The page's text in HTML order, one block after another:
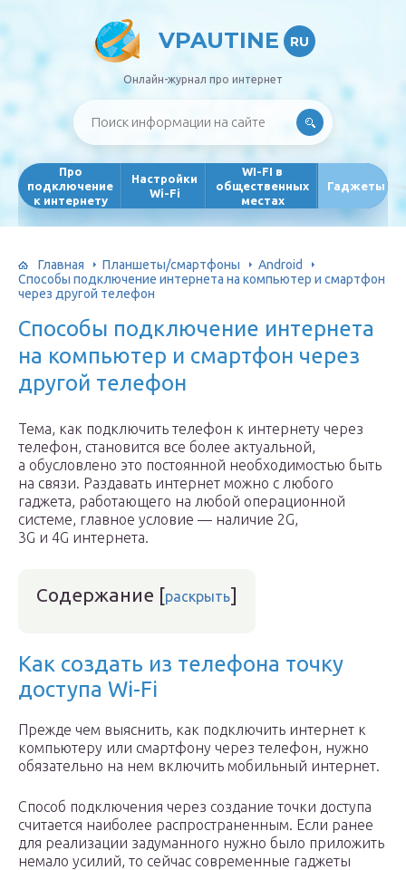
VPAUTINE RU
Онлайн-журнал про интернет
Про
подключение
к интернету
Настройки
Wi-Fi
WI-FI в
общественных
местах
Гаджеты
Главная Планшеты/смартфоны
Android
Способы подключение интернета на компьютер и смартфон
через другой телефон
Способы подключение интернета
на компьютер и смартфон через
другой телефон
Тема, как подключить телефон к интернету через
телефон, становится все более актуальной,
а обусловлено это постоянной необходимостью быть
на связи. Раздавать интернет можно с любого
гаджета, работающего на любой операционной
системе, главное условие — наличие 2G,
3G и 4G интернета.
Содержание [раскрыть]
Как создать из телефона точку
доступа Wi-Fi
Прежде чем выяснить, как подключить интернет к
компьютеру или смартфону через телефон, нужно
обязательно на нем включить мобильный интернет.
Способ подключения через создание точки доступа
считается наиболее распространенным. Если ранее
для реализации задуманного нужно было приложить
немало усилий, то сейчас современные гаджеты